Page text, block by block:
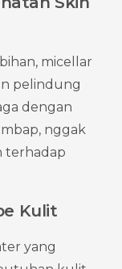
micellar
pelindung
dengan
nggak
terhadap
Kulit
yang